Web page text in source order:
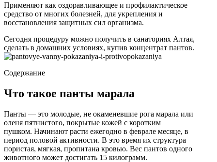
Применяют как оздоравливающее и профилактическое
средство от многих болезней, для укрепления и
восстановления защитных сил организма.
Сегодня процедуру можно получить в санаториях Алтая,
сделать в домашних условиях, купив концентрат пантов.
Содержание
Что такое панты марала
Панты — это молодые, не окаменевшие рога марала или
оленя пятнистого, покрытые кожей с коротким
пушком. Начинают расти ежегодно в феврале месяце, в
период половой активности. В это время их структура
пористая, мягкая, пропитана кровью. Вес пантов одного
животного может достигать 15 килограмм.